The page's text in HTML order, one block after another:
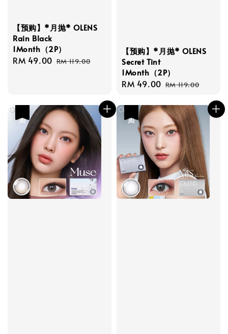
【预购】*月抛* OLENS
Rain Black
1Month（2P）
Sale
RM 49.00 Regular
RM 119.00
【预购】*月抛* OLENS
Secret Tint
1Month（2P）
Sale
RM 49.00 Regular
RM 119.00